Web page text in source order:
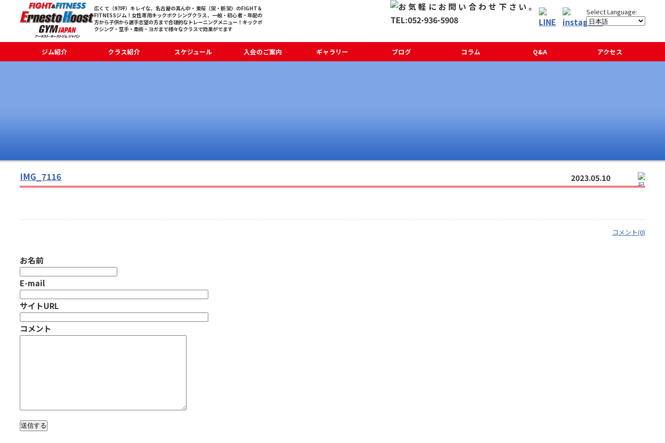
広くて（97坪）キレイな、名古屋の真ん中・東桜（栄・新栄）のFIGHT＆
FITNESSジム！女性専用キックボクシングクラス、一般・初心者・年配の
方から子供から選手志望の方まで合理的なトレーニングメニュー！キックボ
クシング・空手・柔術・ヨガまで様々なクラスで効果がでます
ジム紹介 クラス紹介 スケジュール 入会のご案内 ギャラリー ブログ コラム Q&A アクセス
IMG_7116 2023.05.10
コメント(0)
お名前
E-mail
サイトURL
コメント